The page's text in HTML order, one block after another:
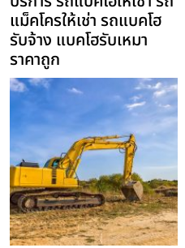
แม็คโครให้เช่า รถแบคโฮ
รับจ้าง แบคโฮรับเหมา
ราคาถูก